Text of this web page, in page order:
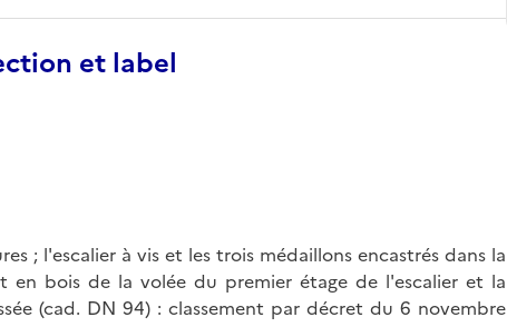
et label
; l'escalier à vis et les trois médaillons encastrés dans la
bois de la volée du premier étage de l'escalier et la
(cad. DN 94) : classement par décret du 6 novembre